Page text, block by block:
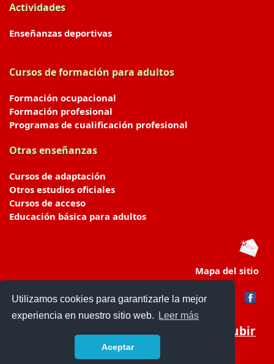
Utilizamos cookies para garantizarle la mejor
experiencia en nuestro sitio web.
Leer más
Aceptar
Actividades
Enseñanzas deportivas
Cursos de formación para adultos
Formación ocupacional
Formación profesional
Programas de cualificación profesional
Otras enseñanzas
Cursos de adaptación
Otros estudios oficiales
Cursos de acceso
Educación básica para adultos
Mapa del sitio
Subir